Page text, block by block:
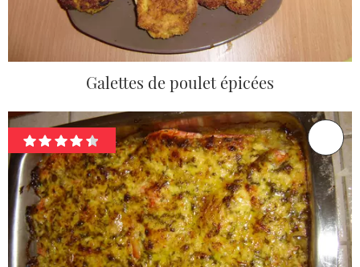
Galettes de poulet épicées